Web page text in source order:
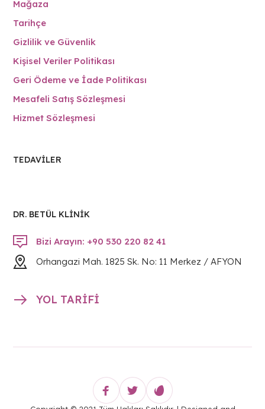
Mağaza
Tarihçe
Gizlilik ve Güvenlik
Kişisel Veriler Politikası
Geri Ödeme ve İade Politikası
Mesafeli Satış Sözleşmesi
Hizmet Sözleşmesi
TEDAVILER
DR. BETÜL KLİNİK
Bizi Arayın: +90 530 220 82 41
Orhangazi Mah. 1825 Sk. No: 11 Merkez / AFYON
YOL TARİFİ